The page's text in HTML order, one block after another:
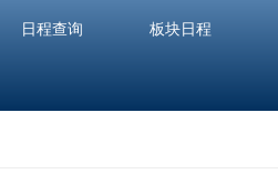
日程查询 板块日程